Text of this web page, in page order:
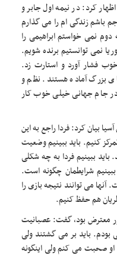
کرد: در نیمه اول جابر و
باشم زندگی ام را می گذارم
نمی خواستم ابراهیمی را
نمی توانستیم برنده شویم.
فشار آورد و استارت زد.
بزرگ آماده هستند. نظم و
در جام جهانی خیلی خوب کار
بیان کرد: فردا راجع به این
کنیم. باید ببینیم وضعیت
باید ببینیم فردا به چه شکلی
شرایطمان چگونه است.
می توانند نتیجه بازی را
هم حفظ کنیم.
معترض بود، گفت: عصبانیت
بودم. باید بر می گشتند ولی
او صحبت می کنم ولی اینگونه